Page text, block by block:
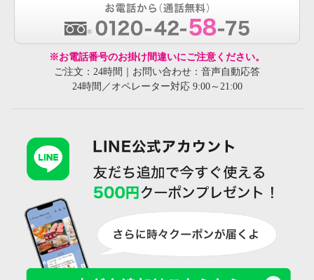
※お電話番号のお掛け間違いにご注意ください。
ご注文：24時間｜お問い合わせ：音声自動応答
24時間／オペレーター対応 9:00～21:00